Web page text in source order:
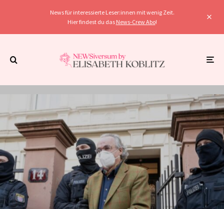
News für interessierte Leser:innen mit wenig Zeit.
Hier findest du das News-Crew Abo!